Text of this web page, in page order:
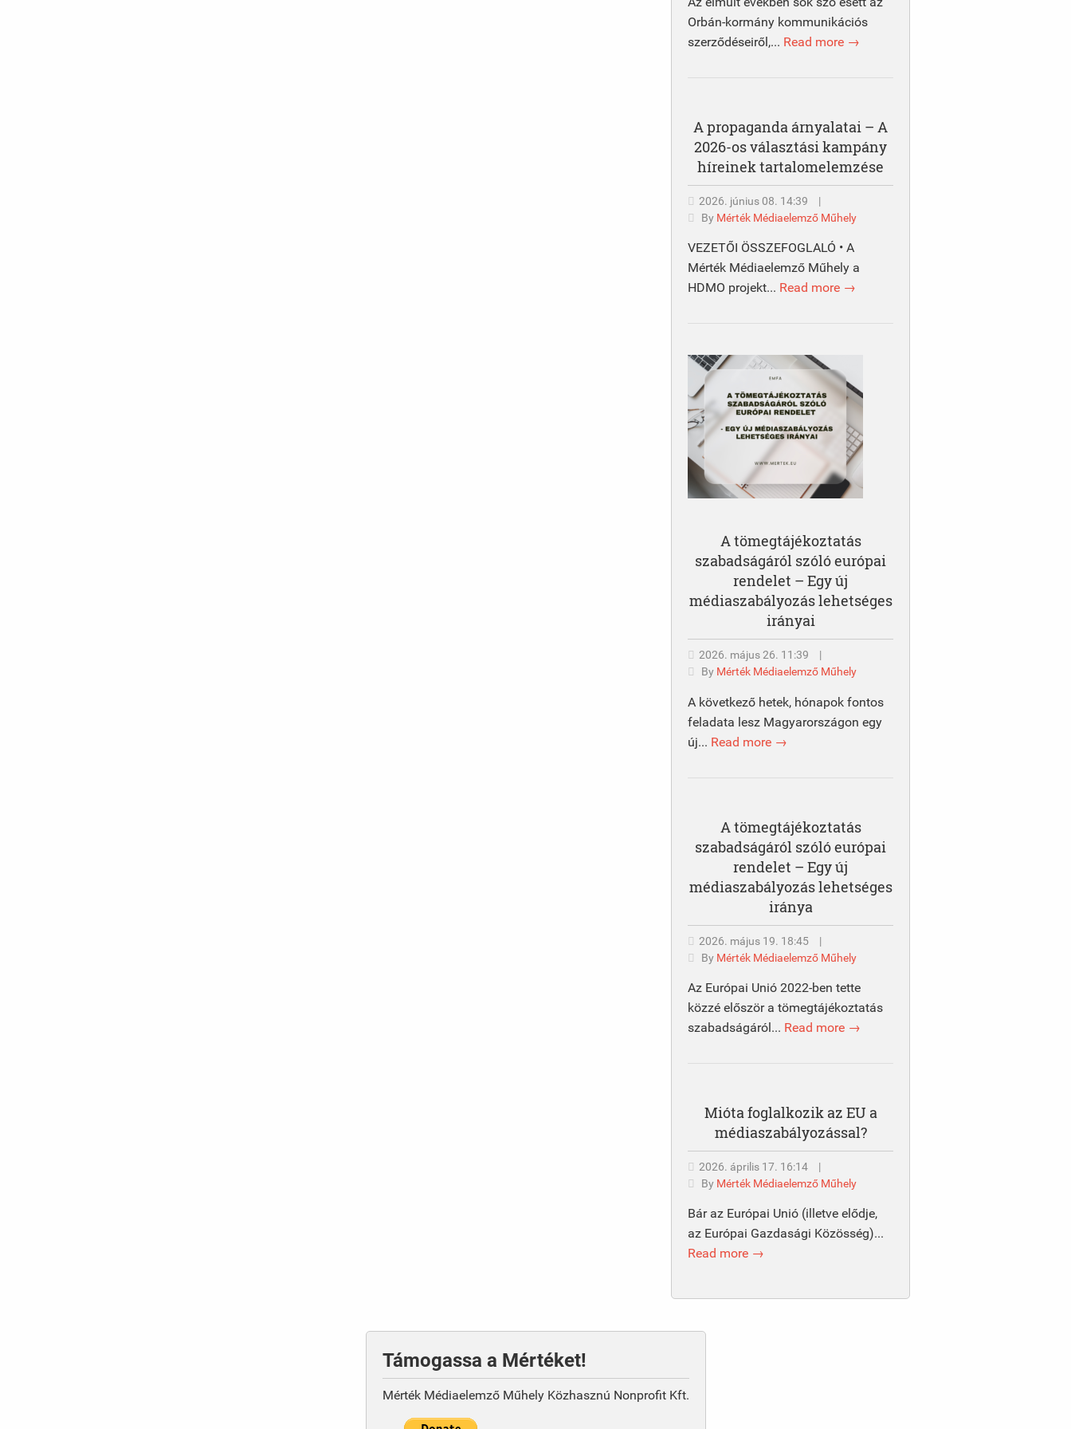
Orbán-kormány kommunikációs
szerződéseiről,... Read more →
A propaganda árnyalatai – A
2026-os választási kampány
híreinek tartalomelemzése
2026. június 08. 14:39
|
By Mérték Médiaelemző Műhely
VEZETŐI ÖSSZEFOGLALÓ • A
Mérték Médiaelemző Műhely a
HDMO projekt... Read more →
A tömegtájékoztatás
szabadságáról szóló európai
rendelet – Egy új
médiaszabályozás lehetséges
irányai
2026. május 26. 11:39
|
By Mérték Médiaelemző Műhely
A következő hetek, hónapok fontos
feladata lesz Magyarországon egy
új... Read more →
A tömegtájékoztatás
szabadságáról szóló európai
rendelet – Egy új
médiaszabályozás lehetséges
iránya
2026. május 19. 18:45
|
By Mérték Médiaelemző Műhely
Az Európai Unió 2022-ben tette
közzé először a tömegtájékoztatás
szabadságáról... Read more →
Mióta foglalkozik az EU a
médiaszabályozással?
2026. április 17. 16:14
|
By Mérték Médiaelemző Műhely
Bár az Európai Unió (illetve elődje,
az Európai Gazdasági Közösség)...
Read more →
Támogassa a Mértéket!
Mérték Médiaelemző Műhely Közhasznú Nonprofit Kft.